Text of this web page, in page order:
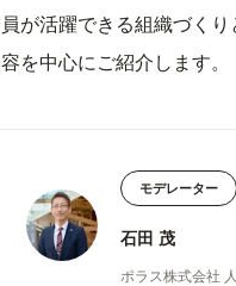
が活躍できる組織づく
を中心にご紹介します。
モデレーター
石田 茂
ポラス株式会社